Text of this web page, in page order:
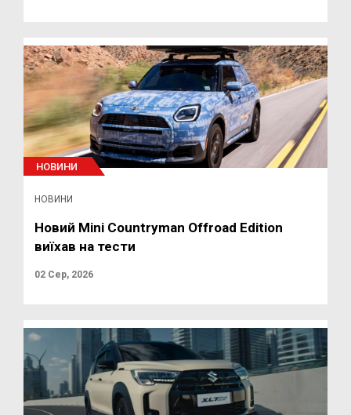
НОВИНИ
НОВИНИ
Новий Mini Countryman Offroad Edition
виїхав на тести
02 Сер, 2026